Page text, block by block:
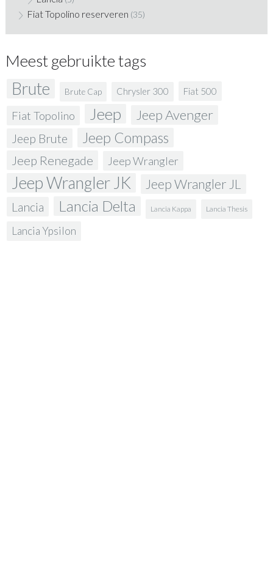
Fiat Topolino reserveren (35)
Meest gebruikte tags
Brute Brute Cap Chrysler 300 Fiat 500
Fiat Topolino Jeep Jeep Avenger
Jeep Brute Jeep Compass
Jeep Renegade Jeep Wrangler
Jeep Wrangler JK Jeep Wrangler JL
Lancia Lancia Delta Lancia Kappa Lancia Thesis
Lancia Ypsilon